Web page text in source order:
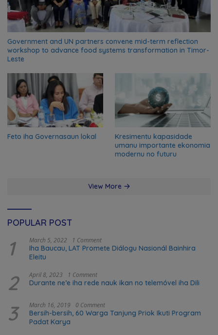
Government and UN partners convene mid-term reflection
workshop to advance food systems transformation in Timor-
Leste
Feto iha Governasaun lokal
Kresimentu kapasidade
umanu importante ekonomia
modernu no futuru
View More
POPULAR POST
1 March 5, 2022 1 Comment
Iha Baucau, LAT Promete Diálogu Nasionál Bainhira
Eleitu
2 April 8, 2023 1 Comment
Durante ne’e iha rede nauk ikan no telemóvel iha Dili
3 March 16, 2019 0 Comment
Bersih-bersih, 60 Warga Tanjung Priok Ikuti Program
Padat Karya